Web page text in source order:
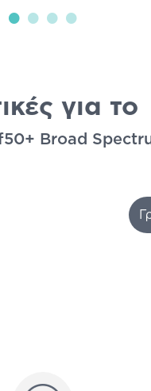
για το
Broad